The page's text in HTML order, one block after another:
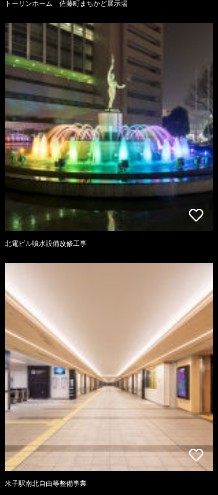
トーリンホーム 佐藤町まちかど展示場
北電ビル噴水設備改修工事
米子駅南北自由等整備事業